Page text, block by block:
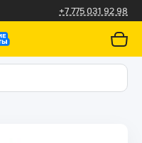
+7 775 031 92 98